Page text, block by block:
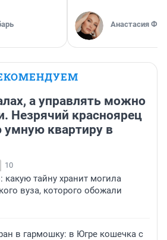
Анастасия
а управлять можно
Незрячий красноярец
умную квартиру в
10
тайну хранит могила
вуза, которого обожали
в гармошку: в Югре кошечка с